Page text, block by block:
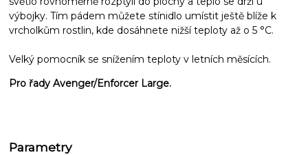
výbojky. Tím pádem můžete stínidlo umístit ještě blíže k
vrcholkům rostlin, kde dosáhnete nižší teploty až o 5 °C.
Velký pomocník se snížením teploty v letních měsících.
Pro řady Avenger/Enforcer Large.
Parametry